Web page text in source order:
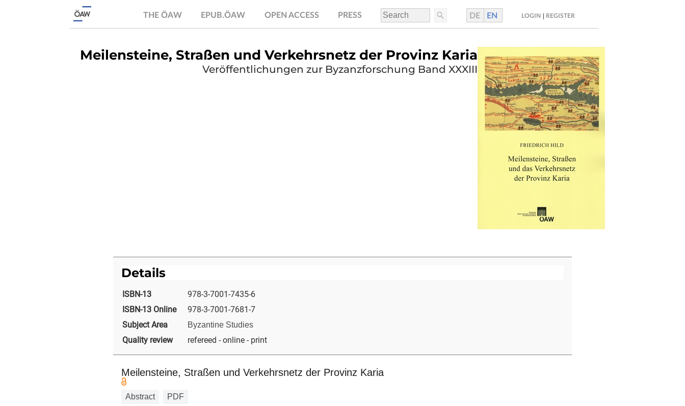
THE ÖAW EPUB.ÖAW OPEN ACCESS PRESS DE EN LOGIN REGISTER
Meilensteine, Straßen und Verkehrsnetz der Provinz Karia
Veröffentlichungen zur Byzanzforschung Band XXXIII
Details
ISBN-13
978-3-7001-7435-6
ISBN-13 Online
978-3-7001-7681-7
Subject Area
Byzantine Studies
Quality review refereed - online - print
Meilensteine, Straßen und Verkehrsnetz der Provinz Karia
Abstract PDF